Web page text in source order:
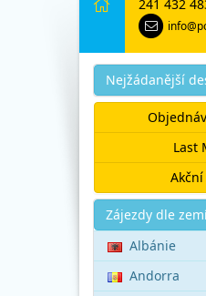
241 432
Nejžádanější
Last
Akce
Zájezdy dle
Albánie
Andorra